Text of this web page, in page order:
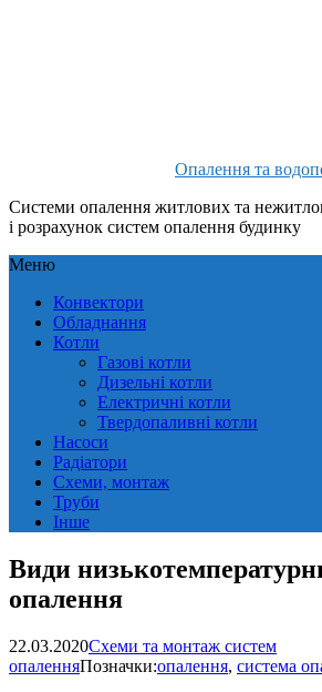
Опалення та
Системи опалення житлових та
і розрахунок систем опалення будинку
Меню
Конвектори
Обладнання
Котли
Газові котли
Дизельні котли
Електричні котли
Твердопаливні котли
Насоси
Радіатори
Схеми, монтаж
Труби
Інше
Види
опалення
22.03.2020Схеми та монтаж систем
опаленняПозначки:опалення, система